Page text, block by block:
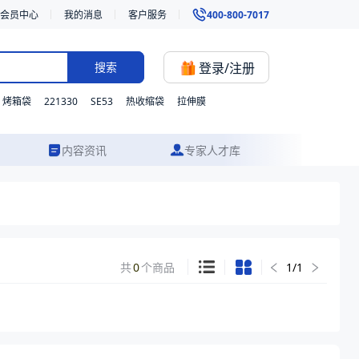
会员中心 我的消息 客户服务 400-800-7017
搜索 登录/注册
烤箱袋 221330 SE53 热收缩袋 拉伸膜
内容资讯 专家人才库
共0个商品 1/1